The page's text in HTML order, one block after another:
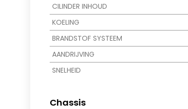
CILINDER INHOUD
KOELING
BRANDSTOF SYSTEEM
AANDRIJVING
SNELHEID
Chassis